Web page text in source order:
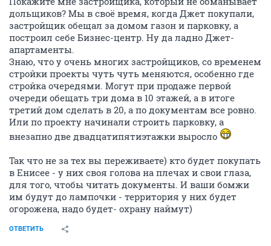
дольщиков? Мы в своё время, когда Джет покупали,
застройщик обещал за домом газон и парковку, а
построил себе Бизнес-центр. Ну да ладно Джет-
апартаменты.
Знаю, что у очень многих застройщиков, со временем
стройки проекты чуть чуть меняются, особенно где
стройка очередями. Могут при продаже первой
очереди обещать три дома в 10 этажей, а в итоге
третий дом сделать в 20, а по документам все ровно.
Или по проекту начинали строить парковку, а
внезапно две двадцатипятиэтажки выросло
Так что не за тех вы переживаете) кто будет покупать
в Енисее - у них своя голова на плечах и свои глаза,
для того, чтобы читать документы. И ваши бомжи
им будут до лампочки - территория у них будет
огорожена, надо будет- охрану наймут)
ОТВЕТИТЬ